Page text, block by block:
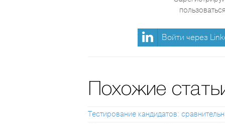
Войти через
Похожие
Тестирование кандидатов: